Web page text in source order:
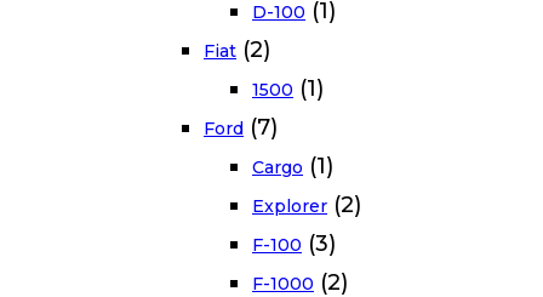
D-100 (1)
Fiat (2)
1500 (1)
Ford (7)
Cargo (1)
Explorer (2)
F-100 (3)
F-1000 (2)